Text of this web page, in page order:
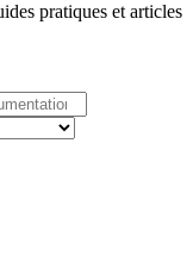
pratiques et articles